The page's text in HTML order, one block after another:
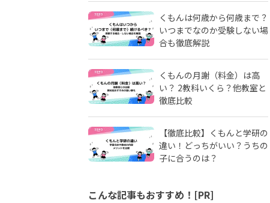
くもんは何歳から何歳まで？
いつまでなのか受験しない場
合も徹底解説
くもんの月謝（料金）は高
い？ 2教科いくら？他教室と
徹底比較
【徹底比較】くもんと学研の
違い！どっちがいい？うちの
子に合うのは？
こんな記事もおすすめ！[PR]